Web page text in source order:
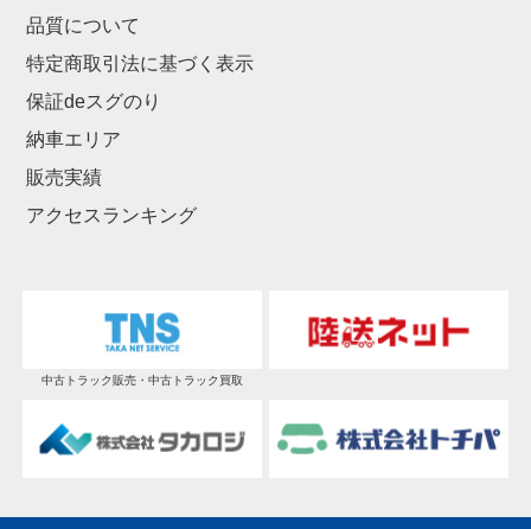
品質について
特定商取引法に基づく表示
保証deスグのり
納車エリア
販売実績
アクセスランキング
中古トラック販売・中古トラック買取